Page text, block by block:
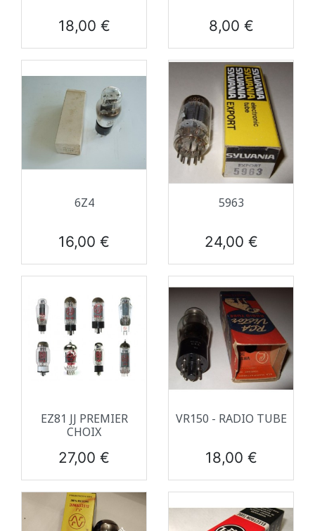
Prix
18,00 € Prix
8,00 €
6Z4
Prix
16,00 €
5963
Prix
24,00 €
EZ81 JJ PREMIER
CHOIX
Prix
27,00 €
VR150 - RADIO TUBE
Prix
18,00 €